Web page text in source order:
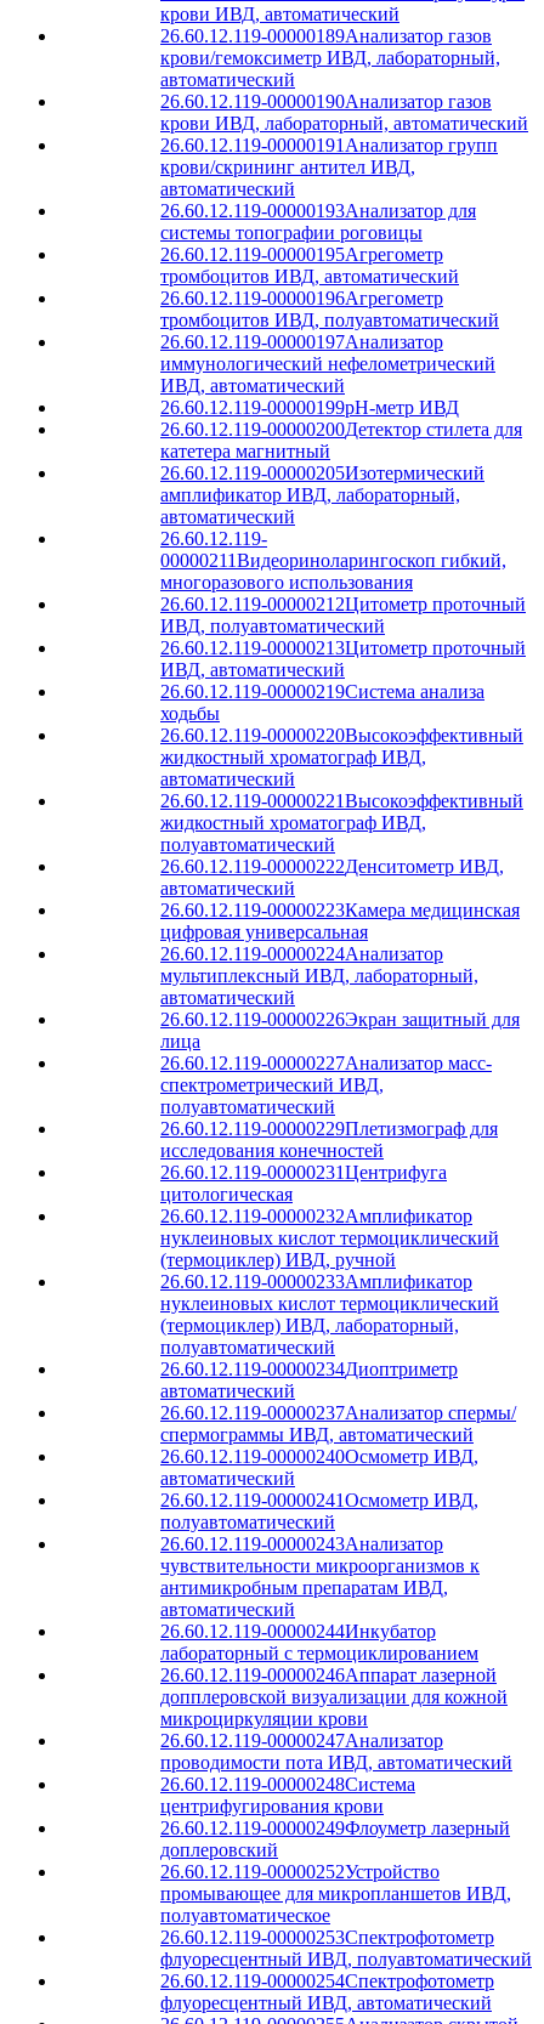
крови ИВД, автоматический
26.60.12.119-00000189Анализатор газов
крови/гемоксиметр ИВД, лабораторный,
автоматический
26.60.12.119-00000190Анализатор газов
крови ИВД, лабораторный, автоматический
26.60.12.119-00000191 Анализатор групп
крови/скрининг антител ИВД,
автоматический
26.60.12.119-00000193Анализатор для
системы топографии роговицы
26.60.12.119-00000195Агрегометр
тромбоцитов ИВД, автоматический
26.60.12.119-00000196Агрегометр
тромбоцитов ИВД, полуавтоматический
26.60.12.119-00000197Анализатор
иммунологический нефелометрический
ИВД, автоматический
26.60.12.119-00000199pH-метр ИВД
26.60.12.119-00000200Детектор стилета для
катетера магнитный
26.60.12.119-00000205Изотермический
амплификатор ИВД, лабораторный,
автоматический
26.60.12.119-
00000211Видеориноларингоскоп гибкий,
многоразового использования
26.60.12.119-00000212Цитометр проточный
ИВД, полуавтоматический
26.60.12.119-00000213Цитометр проточный
ИВД, автоматический
26.60.12.119-00000219Система анализа
ходьбы
26.60.12.119-00000220Высокоэффективный
жидкостный хроматограф ИВД,
автоматический
26.60.12.119-00000221Высокоэффективный
жидкостный хроматограф ИВД,
полуавтоматический
26.60.12.119-00000222Денситометр ИВД,
автоматический
26.60.12.119-00000223Камера медицинская
цифровая универсальная
26.60.12.119-00000224Анализатор
мультиплексный ИВД, лабораторный,
автоматический
26.60.12.119-00000226Экран защитный для
лица
26.60.12.119-00000227Анализатор масс-
спектрометрический ИВД,
полуавтоматический
26.60.12.119-00000229Плетизмограф для
исследования конечностей
26.60.12.119-00000231Центрифуга
цитологическая
26.60.12.119-00000232Амплификатор
нуклеиновых кислот термоциклический
(термоциклер) ИВД, ручной
26.60.12.119-00000233Амплификатор
нуклеиновых кислот термоциклический
(термоциклер) ИВД, лабораторный,
полуавтоматический
26.60.12.119-00000234Диоптриметр
автоматический
26.60.12.119-00000237Анализатор спермы/
спермограммы ИВД, автоматический
26.60.12.119-00000240Осмометр ИВД,
автоматический
26.60.12.119-00000241Осмометр ИВД,
полуавтоматический
26.60.12.119-00000243Анализатор
чувствительности микроорганизмов к
антимикробным препаратам ИВД,
автоматический
26.60.12.119-00000244Инкубатор
лабораторный с термоциклированием
26.60.12.119-00000246Аппарат лазерной
допплеровской визуализации для кожной
микроциркуляции крови
26.60.12.119-00000247Анализатор
проводимости пота ИВД, автоматический
26.60.12.119-00000248Система
центрифугирования крови
26.60.12.119-00000249Флоуметр лазерный
доплеровский
26.60.12.119-00000252Устройство
промывающее для микропланшетов ИВД,
полуавтоматическое
26.60.12.119-00000253Спектрофотометр
флуоресцентный ИВД, полуавтоматический
26.60.12.119-00000254Спектрофотометр
флуоресцентный ИВД, автоматический